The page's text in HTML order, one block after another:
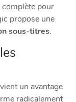
pour
propose une
sous-titres.
un avantage
radicalement